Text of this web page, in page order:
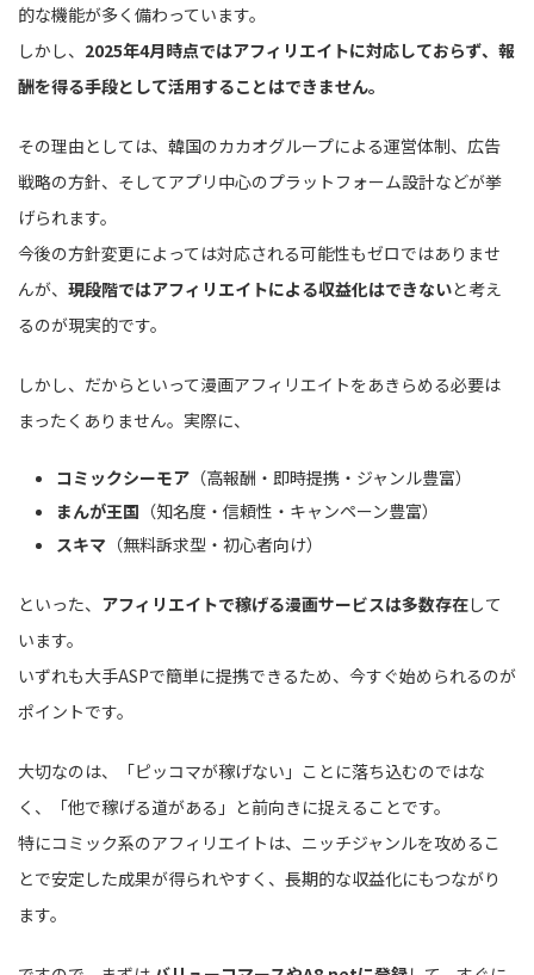
的な機能が多く備わっています。
しかし、 2025年4月時点ではアフィリエイトに対応しておらず、報
酬を得る手段として活用することはできません。
その理由としては、韓国のカカオグループによる運営体制、広告
戦略の方針、そしてアプリ中心のプラットフォーム設計などが挙
げられます。
今後の方針変更によっては対応される可能性もゼロではありませ
んが、 現段階ではアフィリエイトによる収益化はできないと考え
るのが現実的です。
しかし、だからといって漫画アフィリエイトをあきらめる必要は
まったくありません。実際に、
コミックシーモア （高報酬・即時提携・ジャンル豊富）
まんが王国 （知名度・信頼性・キャンペーン豊富）
スキマ （無料訴求型・初心者向け）
といった、 アフィリエイトで稼げる漫画サービスは多数存在して
います。
いずれも大手ASPで簡単に提携できるため、今すぐ始められるのが
ポイントです。
大切なのは、「ピッコマが稼げない」ことに落ち込むのではな
く、「他で稼げる道がある」と前向きに捉えることです。
特にコミック系のアフィリエイトは、ニッチジャンルを攻めるこ
とで安定した成果が得られやすく、長期的な収益化にもつながり
ます。